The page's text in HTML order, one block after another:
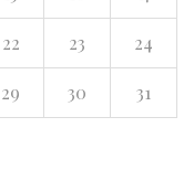
22 23 24
29 30 31